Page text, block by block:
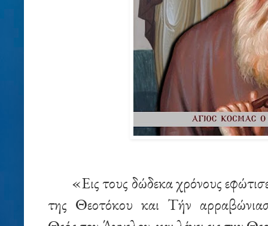
«Εις τους δώδεκα χρόνους
της Θεοτόκου και Τήν